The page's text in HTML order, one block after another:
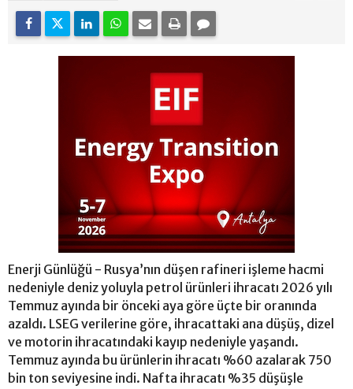
Enerji Günlüğü - Rusya’nın düşen rafineri işleme hacmi
nedeniyle deniz yoluyla petrol ürünleri ihracatı 2026 yılı
Temmuz ayında bir önceki aya göre üçte bir oranında
azaldı. LSEG verilerine göre, ihracattaki ana düşüş, dizel
ve motorin ihracatındaki kayıp nedeniyle yaşandı.
Temmuz ayında bu ürünlerin ihracatı %60 azalarak 750
bin ton seviyesine indi. Nafta ihracatı %35 düşüşle